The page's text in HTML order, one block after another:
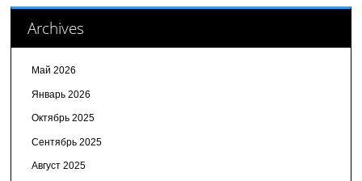
Archives
Май 2026
Январь 2026
Октябрь 2025
Сентябрь 2025
Август 2025